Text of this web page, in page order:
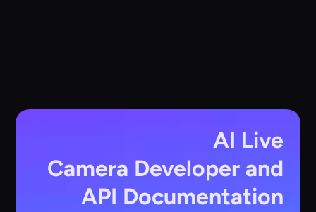
AI Live
Camera Developer and
API Documentation